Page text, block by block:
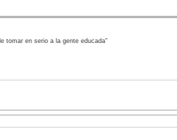
tomar en serio a la gente educada"